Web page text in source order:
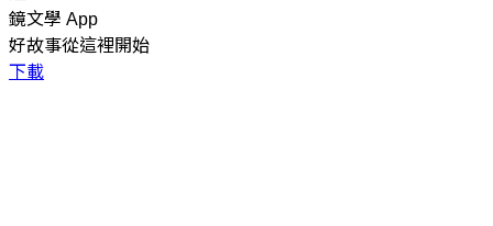
鏡文學 App
好故事從這裡開始
下載